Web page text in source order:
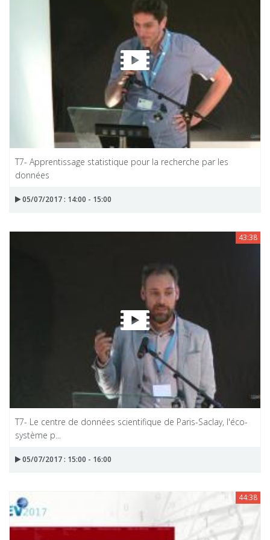
T7- Apprentissage statistique pour la recherche par les
données
05/07/2017 : 14:00 - 15:00
43:38
T7- Le centre de données scientifique de Paris-Saclay, l'éco-
système p...
05/07/2017 : 15:00 - 16:00
44:38